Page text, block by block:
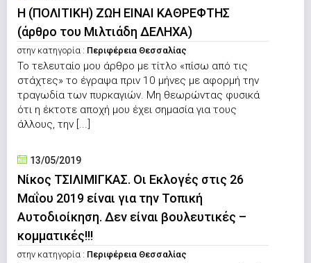
Η (ΠΟΛΙΤΙΚΗ) ΖΩΗ ΕΙΝΑΙ ΚΑΘΡΕΦΤΗΣ
(άρθρο του Μιλτιάδη ΔΕΛΗΧΑ)
στην κατηγορία : Περιφέρεια Θεσσαλίας
Το τελευταίο μου άρθρο με τίτλο «πίσω από τις
στάχτες» το έγραψα πριν 10 μήνες με αφορμή την
τραγωδία των πυρκαγιών. Μη θεωρώντας φυσικά
ότι η έκτοτε αποχή μου έχει σημασία για τους
άλλους, την [...]
13/05/2019
Νίκος ΤΣΙΛΙΜΙΓΚΑΣ. Οι Εκλογές στις 26
Μαΐου 2019 είναι για την Τοπική
Αυτοδιοίκηση. Δεν είναι βουλευτικές –
κομματικές!!!
στην κατηγορία : Περιφέρεια Θεσσαλίας